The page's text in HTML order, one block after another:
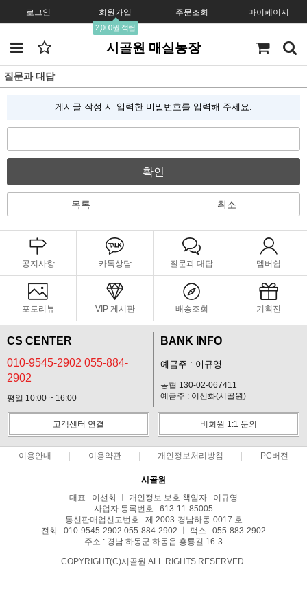
로그인 회원가입
2,000원 적립
주문조회 마이페이지
시골원 매실농장
질문과 대답
게시글 작성 시 입력한 비밀번호를 입력해 주세요.
확인
목록 취소
공지사항 카톡상담 질문과 대답 멤버쉽
포토리뷰 VIP 게시판 배송조회 기획전
CS CENTER
010-9545-2902 055-884-
2902
평일 10:00 ~ 16:00
BANK INFO
예금주 : 이규영
농협 130-02-067411
예금주 : 이선화(시골원)
고객센터 연결 비회원 1:1 문의
이용안내 이용약관 개인정보처리방침 PC버전
시골원
대표 : 이선화 ㅣ 개인정보 보호 책임자 : 이규영
사업자 등록번호 : 613-11-85005
통신판매업신고번호 : 제 2003-경남하동-0017 호
전화 : 010-9545-2902 055-884-2902 ㅣ 팩스 : 055-883-2902
주소 : 경남 하동군 하동읍 흥룡길 16-3
COPYRIGHT(C)시골원 ALL RIGHTS RESERVED.